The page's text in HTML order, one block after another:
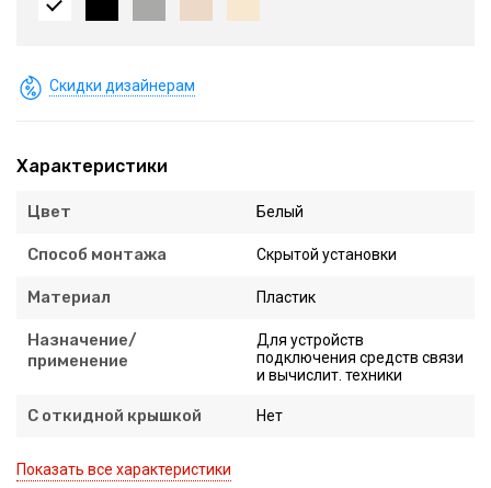
Скидки дизайнерам
Характеристики
Цвет Белый
Способ монтажа Скрытой установки
Материал Пластик
Назначение/
применение
Для устройств
подключения средств связи
и вычислит. техники
С откидной крышкой Нет
Показать все характеристики